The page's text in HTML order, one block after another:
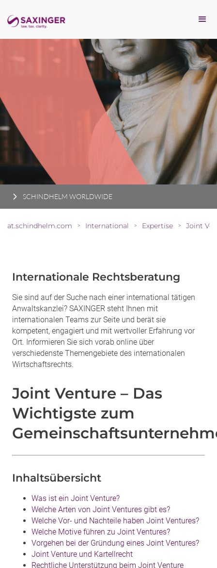
SCHINDHELM WORLDWIDE
at.schindhelm.com > International > Expertise >
Internationale Rechtsberatung
Sie sind auf der Suche nach einer international tätigen
Anwaltskanzlei? SAXINGER steht Ihnen mit
internationalen Teams zur Seite und berät sie
kompetent, engagiert und mit wertvoller Erfahrung vor
Ort. Informieren Sie sich vorab online über
verschiedenste Themengebiete des internationalen
Wirtschaftsrechts.
Joint Venture – Das
Wichtigste zum
Inhaltsübersicht
Was ist ein Joint Venture?
Welche Arten von Joint Ventures gibt es?
Welche Vor- und Nachteile haben Joint Ventures?
Welche Motive führen zu Joint Ventures?
Vorgehen bei der Gründung eines Joint Ventures?
Joint Venture und Kartellrecht
Rechtliche Unterstützung beim Joint Venture